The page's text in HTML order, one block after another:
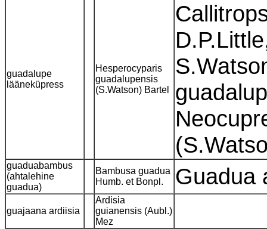
guadalupe
lääneküpress
Hesperocyparis
guadalupensis
(S.Watson) Bartel
guaduabambus
(ahtalehine
guadua)
Bambusa guadua
Humb. et Bonpl.
Guadua
guajaana ardiisia
Ardisia
guianensis (Aubl.)
Mez